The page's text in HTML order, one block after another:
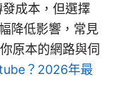
成本，但選擇
降低影響，常見
原本的網路與伺
？2026年最